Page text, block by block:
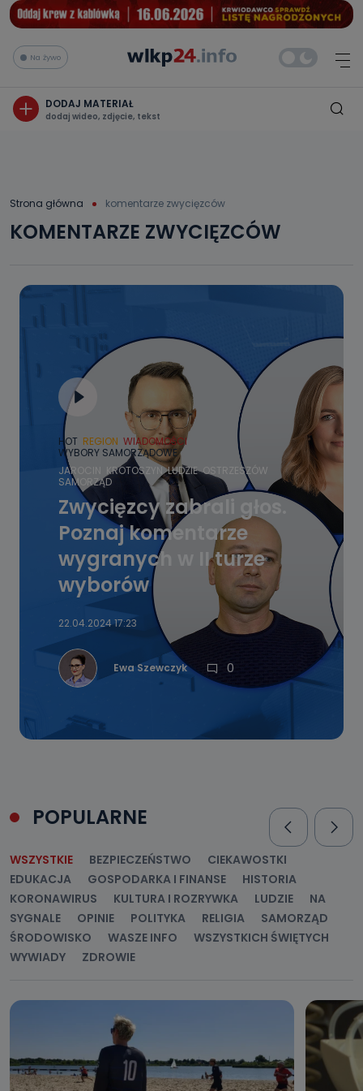
Na żywo
DODAJ MATERIAŁ
dodaj wideo, zdjęcie, tekst
Strona główna komentarze zwycięzców
KOMENTARZE ZWYCIĘZCÓW
HOT REGION WIADOMOŚCI
WYBORY SAMORZĄDOWE
JAROCIN
KROTOSZYN LUDZIE OSTRZESZÓW
SAMORZĄD
Zwycięzcy zabrali głos.
Poznaj komentarze
wygranych w II turze
wyborów
22.04.2024 17:23
Ewa Szewczyk 0
POPULARNE
WSZYSTKIE BEZPIECZEŃSTWO
CIEKAWOSTKI
EDUKACJA
GOSPODARKA I FINANSE
HISTORIA
KORONAWIRUS
KULTURA I ROZRYWKA LUDZIE
NA
SYGNALE
OPINIE POLITYKA RELIGIA
SAMORZĄD
ŚRODOWISKO
WASZE INFO
WSZYSTKICH ŚWIĘTYCH
WYWIADY
ZDROWIE